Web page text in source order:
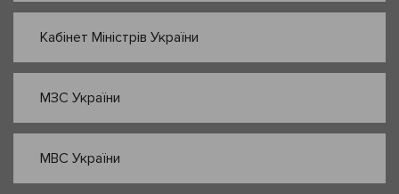
Кабінет Міністрів України
МЗС України
МВС України